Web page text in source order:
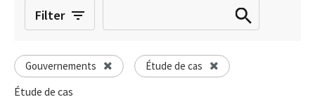
Filter
Gouvernements Étude de cas
Étude de cas